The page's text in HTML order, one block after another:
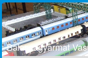
Balassagyarmat